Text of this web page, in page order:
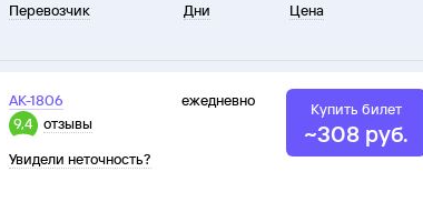
Перевозчик Дни Цена
АК-1806
9,4
отзывы
Увидели неточность?
ежедневно Купить билет
~308 руб.